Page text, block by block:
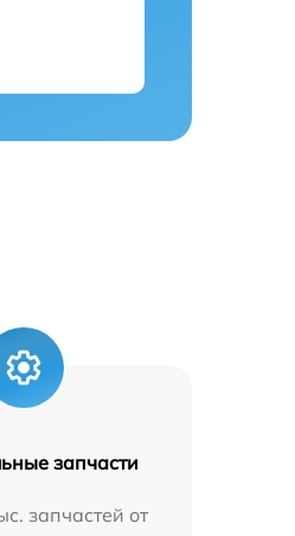
запчасти
запчастей от